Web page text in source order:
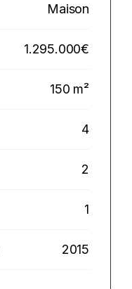
Maison
1.295.000€
150 m²
4
2
1
2015